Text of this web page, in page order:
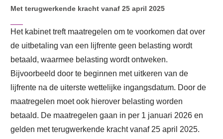
Met terugwerkende kracht vanaf 25 april 2025
Het kabinet treft maatregelen om te voorkomen dat over
de uitbetaling van een lijfrente geen belasting wordt
betaald, waarmee belasting wordt ontweken.
Bijvoorbeeld door te beginnen met uitkeren van de
lijfrente na de uiterste wettelijke ingangsdatum. Door de
maatregelen moet ook hierover belasting worden
betaald. De maatregelen gaan in per 1 januari 2026 en
gelden met terugwerkende kracht vanaf 25 april 2025.